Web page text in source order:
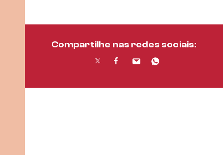
Compartilhe nas redes sociais: